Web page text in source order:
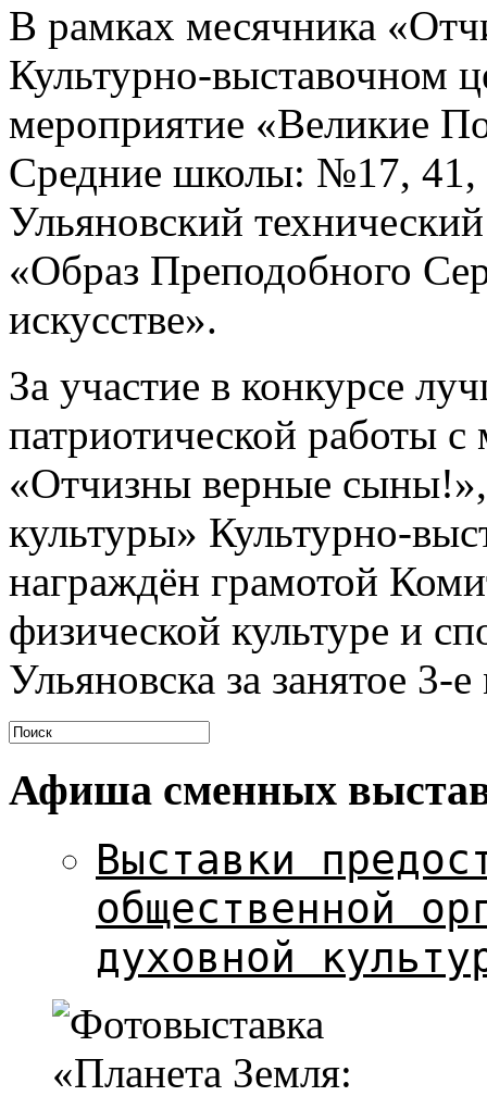
В рамках месячника
Культурно-выставочном
мероприятие «Великие
Средние школы: №17,
Ульяновский
«Образ Преподобного
искусстве».
За участие в конкурсе
патриотической работы
«Отчизны верные
культуры» Культурно-
награждён грамотой
физической культуре и
Ульяновска за занятое 3-
Афиша сменных
Выставки
общественной
духовной